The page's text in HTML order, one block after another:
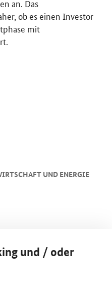
an. Das
ob es einen Investor
mit
UND ENERGIE
und / oder